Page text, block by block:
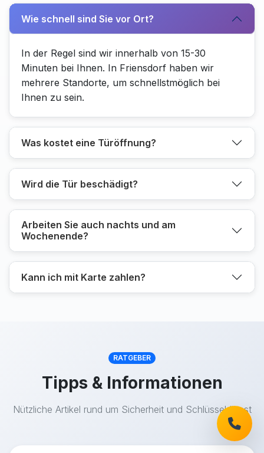
Wie schnell sind Sie vor Ort?
In der Regel sind wir innerhalb von 15-30
Minuten bei Ihnen. In Friensdorf haben wir
mehrere Standorte, um schnellstmöglich bei
Ihnen zu sein.
Was kostet eine Türöffnung?
Wird die Tür beschädigt?
Arbeiten Sie auch nachts und am
Wochenende?
Kann ich mit Karte zahlen?
RATGEBER
Tipps & Informationen
Nützliche Artikel rund um Sicherheit und Schlüsseldienst